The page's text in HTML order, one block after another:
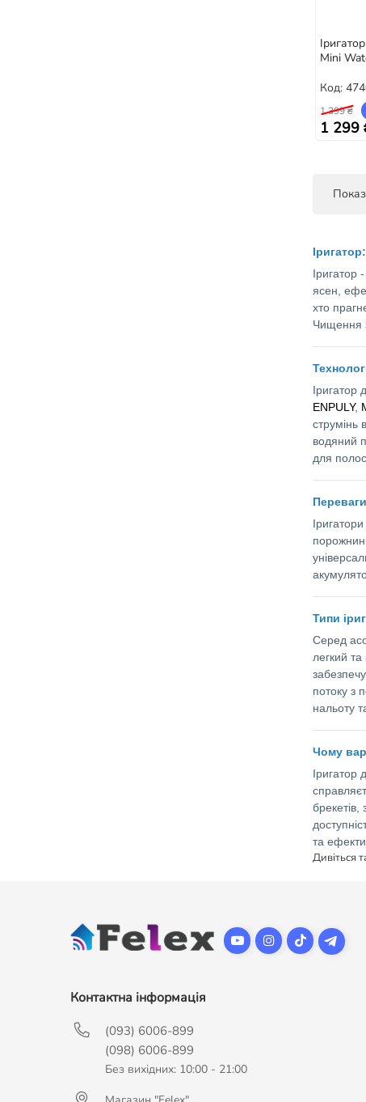
Mini
Код:
1 399 ₴
1 299
Іригатор
ясен,
хто
Чищення
Іригатор
ENPULY,
струмінь
водяний
для
Типи
Серед
легкий
потоку з
нальоту
Чому
Іригатор
та
Дивіться
Контактна інформація
(093) 6006-899
(098) 6006-899
Без вихідних: 10:00 - 21:00